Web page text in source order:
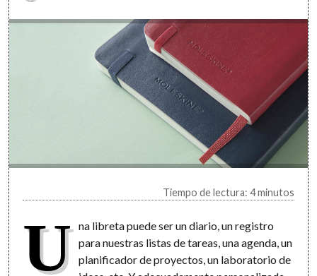
Tiempo de lectura: 4 minutos
U na libreta puede ser un diario, un registro
para nuestras listas de tareas, una agenda, un
planificador de proyectos, un laboratorio de